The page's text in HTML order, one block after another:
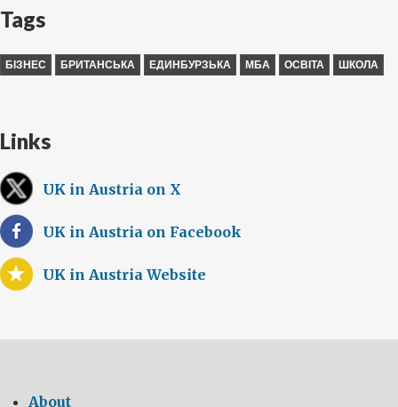
Tags
БІЗНЕС БРИТАНСЬКА ЕДИНБУРЗЬКА МБА ОСВІТА ШКОЛА
Links
UK in Austria on X
UK in Austria on Facebook
UK in Austria Website
About